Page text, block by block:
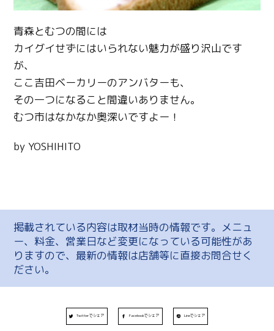
青森とむつの間には
カイグイせずにはいられない魅力が盛り沢山です
が、
ここ吉田ベーカリーのアンバターも、
その一つになること間違いありません。
むつ市はなかなか奥深いですよー！
by YOSHIHITO
掲載されている内容は取材当時の情報です。メニュ
ー、料金、営業日など変更になっている可能性があ
りますので、最新の情報は店舗等に直接お問合せく
ださい。
Twitterでシェア Facebookでシェア Lineでシェア